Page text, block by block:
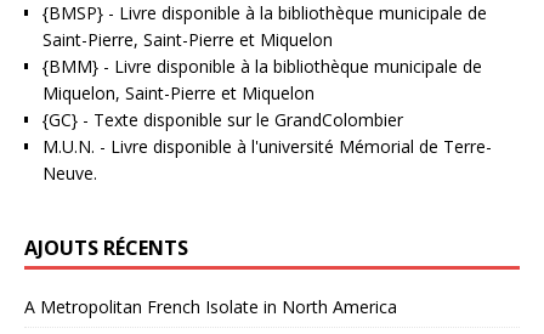
{BMSP} - Livre disponible à la bibliothèque municipale de
Saint-Pierre, Saint-Pierre et Miquelon
{BMM} - Livre disponible à la bibliothèque municipale de
Miquelon, Saint-Pierre et Miquelon
{GC} - Texte disponible sur le GrandColombier
M.U.N. - Livre disponible à l'université Mémorial de Terre-
Neuve.
AJOUTS RÉCENTS
A Metropolitan French Isolate in North America